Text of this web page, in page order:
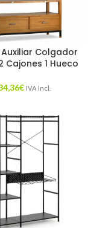
Colgador
Cajones 1 Hueco
€ IVA Incl.